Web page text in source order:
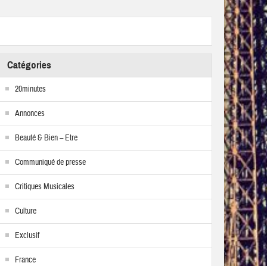
Catégories
20minutes
Annonces
Beauté & Bien – Etre
Communiqué de presse
Critiques Musicales
Culture
Exclusif
France